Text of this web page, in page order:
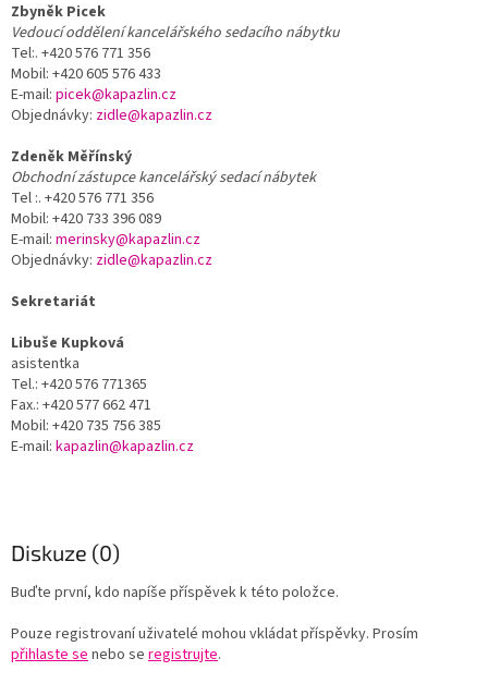
Zbyněk Picek
Vedoucí oddělení kancelářského sedacího nábytku
Tel:. +420 576 771 356
Mobil: +420 605 576 433
E-mail: picek@kapazlin.cz
Objednávky: zidle@kapazlin.cz
Zdeněk Měřínský
Obchodní zástupce kancelářský sedací nábytek
Tel :. +420 576 771 356
Mobil: +420 733 396 089
E-mail: merinsky@kapazlin.cz
Objednávky: zidle@kapazlin.cz
Sekretariát
Libuše Kupková
asistentka
Tel.: +420 576 771365
Fax.: +420 577 662 471
Mobil: +420 735 756 385
E-mail: kapazlin@kapazlin.cz
Diskuze (0)
Buďte první, kdo napíše příspěvek k této položce.
Pouze registrovaní uživatelé mohou vkládat příspěvky. Prosím
přihlaste se nebo se registrujte.